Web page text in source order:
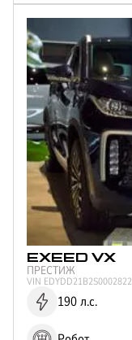
EXEED VX
ПРЕСТИЖ
VIN EDYDD21B2S0002822
190 л.с.